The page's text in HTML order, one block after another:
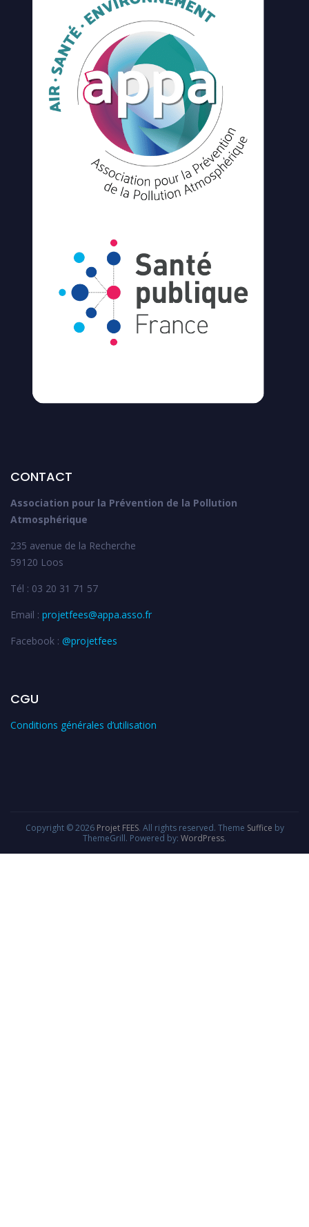
CONTACT
Association pour la Prévention de la Pollution
Atmosphérique
235 avenue de la Recherche
59120 Loos
Tél : 03 20 31 71 57
Email : projetfees@appa.asso.fr
Facebook : @projetfees
CGU
Conditions générales d’utilisation
Copyright © 2026 Projet FEES. All rights reserved. Theme Suffice by
ThemeGrill. Powered by: WordPress.